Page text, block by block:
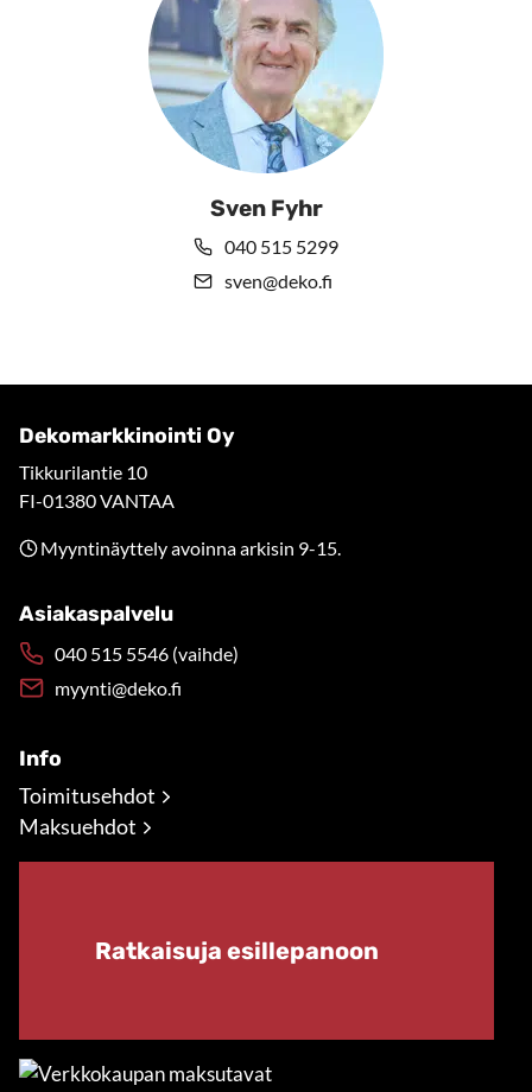
Sven Fyhr
040 515 5299
sven@deko.fi
Dekomarkkinointi Oy
Tikkurilantie 10
FI-01380 VANTAA
Myyntinäyttely avoinna arkisin 9-15.
Asiakaspalvelu
040 515 5546 (vaihde)
myynti@deko.fi
Info
Toimitusehdot
Maksuehdot
Ratkaisuja esillepanoon